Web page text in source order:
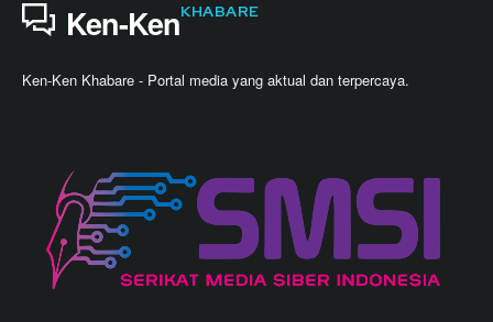
Ken-KenKHABARE
Ken-Ken Khabare - Portal media yang aktual dan terpercaya.